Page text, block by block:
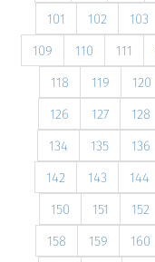
101
102 103
109
110 111
118
119 120
126
127 128
134
135 136
142
143 144
150
151 152
158
159 160